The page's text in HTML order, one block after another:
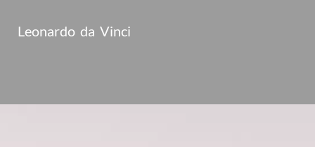
Leonardo da Vinci